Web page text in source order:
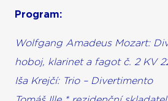
Program:
Wolfgang Amadeus Mozart:
hoboj, klarinet a fagot č. 2 KV
Iša Krejčí: Trio – Divertimento